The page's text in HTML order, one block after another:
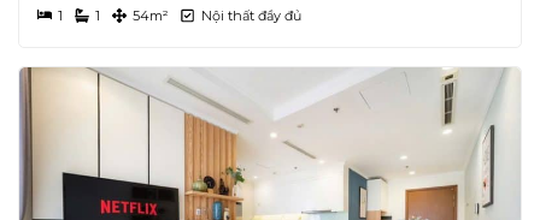
1 1 54m² Nội thất đầy đủ